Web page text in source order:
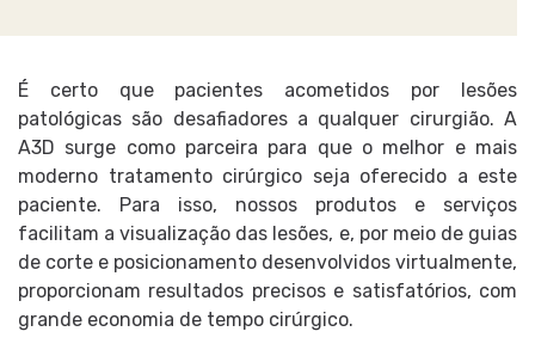
É certo que pacientes acometidos por lesões
patológicas são desafiadores a qualquer cirurgião. A
A3D surge como parceira para que o melhor e mais
moderno tratamento cirúrgico seja oferecido a este
paciente. Para isso, nossos produtos e serviços
facilitam a visualização das lesões, e, por meio de guias
de corte e posicionamento desenvolvidos virtualmente,
proporcionam resultados precisos e satisfatórios, com
grande economia de tempo cirúrgico.